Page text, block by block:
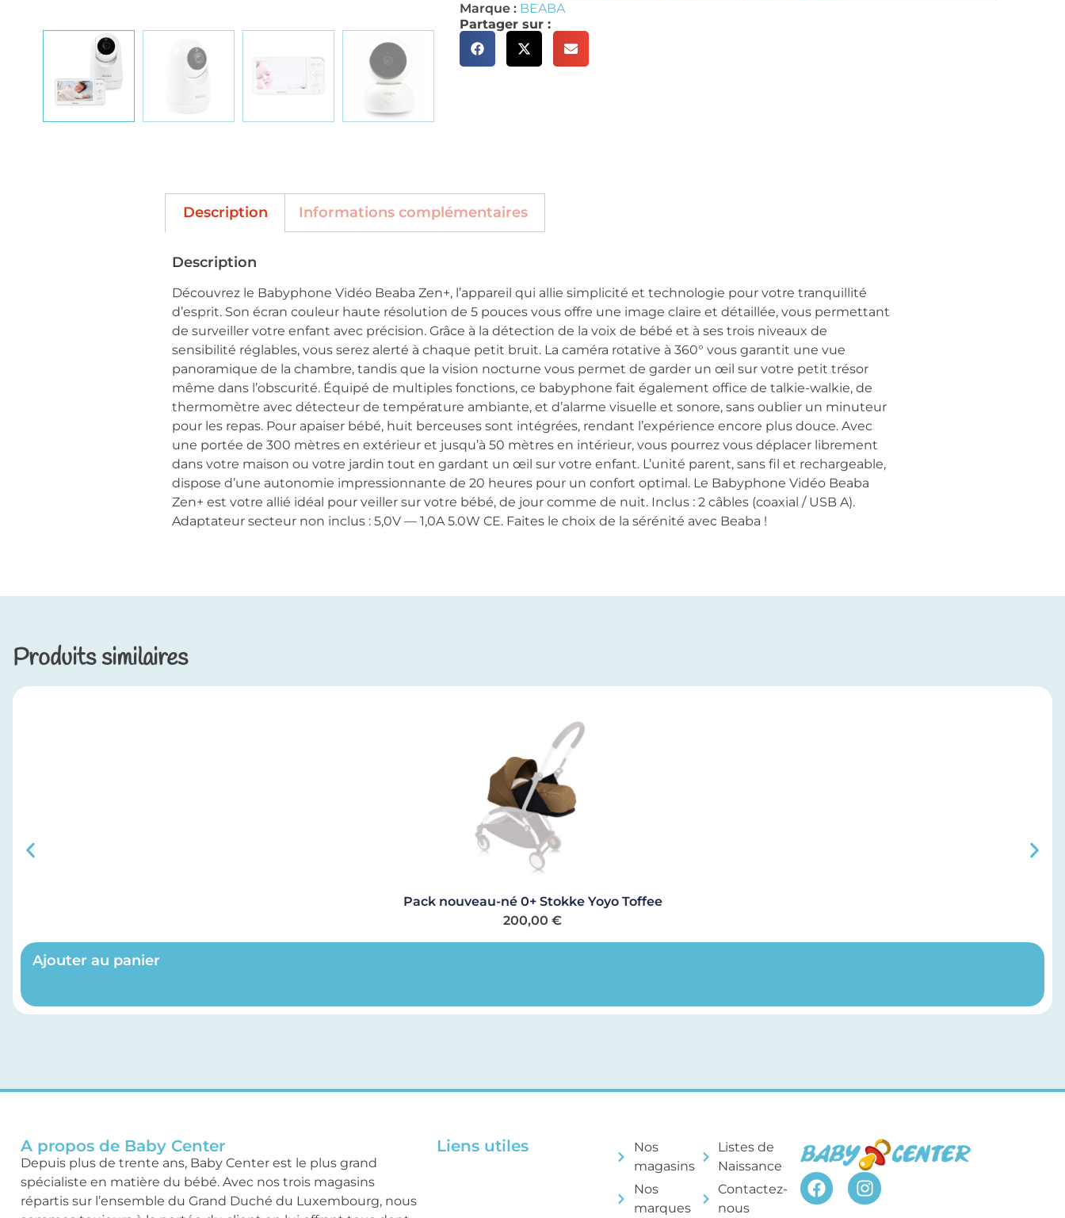
Marque : BEABA
Partager sur :
Description Informations complémentaires
Description
Découvrez le Babyphone Vidéo Beaba Zen+, l’appareil qui allie simplicité et technologie pour votre tranquillité
d’esprit. Son écran couleur haute résolution de 5 pouces vous offre une image claire et détaillée, vous permettant
de surveiller votre enfant avec précision. Grâce à la détection de la voix de bébé et à ses trois niveaux de
sensibilité réglables, vous serez alerté à chaque petit bruit. La caméra rotative à 360° vous garantit une vue
panoramique de la chambre, tandis que la vision nocturne vous permet de garder un œil sur votre petit trésor
même dans l’obscurité. Équipé de multiples fonctions, ce babyphone fait également office de talkie-walkie, de
thermomètre avec détecteur de température ambiante, et d’alarme visuelle et sonore, sans oublier un minuteur
pour les repas. Pour apaiser bébé, huit berceuses sont intégrées, rendant l’expérience encore plus douce. Avec
une portée de 300 mètres en extérieur et jusqu’à 50 mètres en intérieur, vous pourrez vous déplacer librement
dans votre maison ou votre jardin tout en gardant un œil sur votre enfant. L’unité parent, sans fil et rechargeable,
dispose d’une autonomie impressionnante de 20 heures pour un confort optimal. Le Babyphone Vidéo Beaba
Zen+ est votre allié idéal pour veiller sur votre bébé, de jour comme de nuit. Inclus : 2 câbles (coaxial / USB A).
Adaptateur secteur non inclus : 5,0V — 1,0A 5.0W CE. Faites le choix de la sérénité avec Beaba !
Produits similaires
Pack nouveau-né 0+ Stokke Yoyo Toffee
200,00 €
Ajouter au panier
A propos de Baby Center
Depuis plus de trente ans, Baby Center est le plus grand
spécialiste en matière du bébé. Avec nos trois magasins
répartis sur l’ensemble du Grand Duché du Luxembourg, nous
Liens utiles
Nos
magasins
Nos
marques
Listes de
Naissance
Contactez-
nous